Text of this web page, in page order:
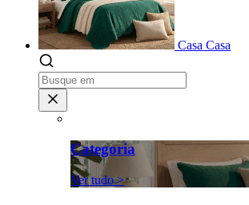
Casa Casa
Categoria
Ver tudo >